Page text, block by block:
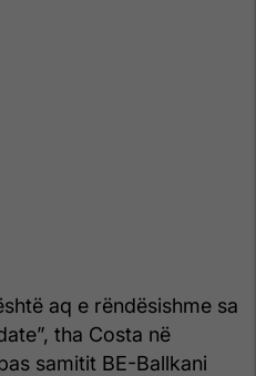
aq e rëndësishme sa
tha Costa në
samitit BE-Ballkani